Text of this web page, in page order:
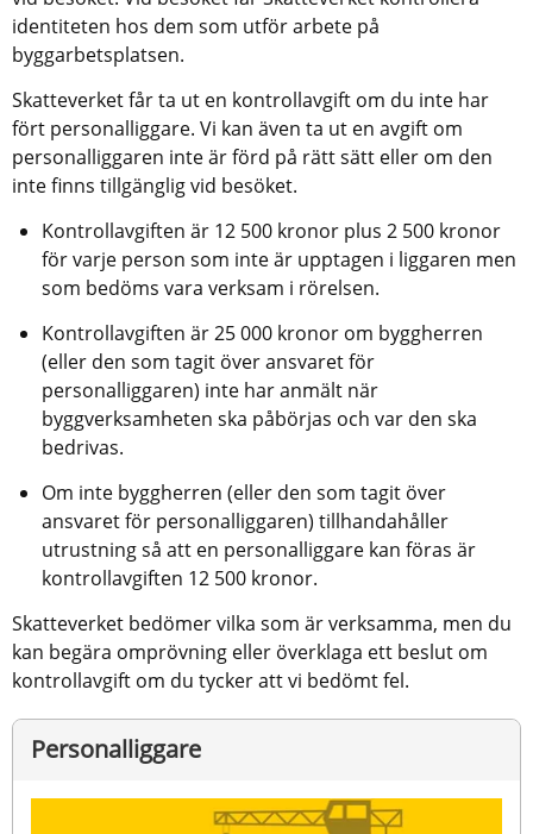
identiteten hos dem som utför arbete på
byggarbetsplatsen.
Skatteverket får ta ut en kontrollavgift om du inte har
fört personalliggare. Vi kan även ta ut en avgift om
personalliggaren inte är förd på rätt sätt eller om den
inte finns tillgänglig vid besöket.
Kontrollavgiften är 12 500 kronor plus 2 500 kronor
för varje person som inte är upptagen i liggaren men
som bedöms vara verksam i rörelsen.
Kontrollavgiften är 25 000 kronor om byggherren
(eller den som tagit över ansvaret för
personalliggaren) inte har anmält när
byggverksamheten ska påbörjas och var den ska
bedrivas.
Om inte byggherren (eller den som tagit över
ansvaret för personalliggaren) tillhandahåller
utrustning så att en personalliggare kan föras är
kontrollavgiften 12 500 kronor.
Skatteverket bedömer vilka som är verksamma, men du
kan begära omprövning eller överklaga ett beslut om
kontrollavgift om du tycker att vi bedömt fel.
Personalliggare